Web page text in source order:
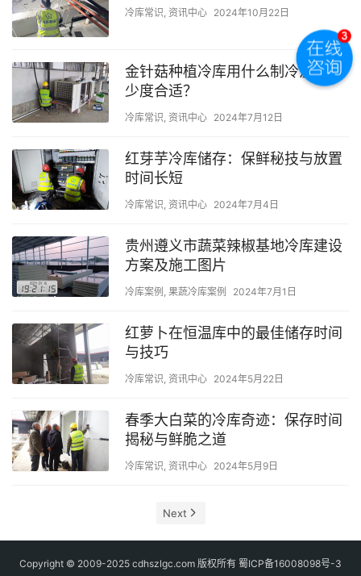
冷库常识 资讯中心 2024年10月22日
金针菇种植冷库用什么制冷温度多
少度合适？
冷库常识 资讯中心 2024年7月12日
红芽芋冷库储存：保鲜秘技与放置
时间长短
冷库常识 资讯中心 2024年7月4日
贵州遵义市蔬菜辣椒基地冷库建设
方案及施工图片
冷库案例 果蔬冷库案例 2024年7月1日
红萝卜在恒温库中的最佳储存时间
与技巧
冷库常识 资讯中心 2024年5月22日
春季大白菜的冷库奇迹：保存时间
揭秘与鲜脆之道
冷库常识 资讯中心 2024年5月9日
Next
Copyright © 2009-2025 cdhszlgc.com 版权所有 蜀ICP备16008098号-3